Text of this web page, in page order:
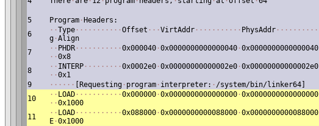
5 Program · Headers:
6
· ·Type · · · · · · · · · · ·Offset · · ·VirtAddr · · · · · · · · · · · PhysAddr · · · · · · · · · ·
g ·Align
7
· · PHDR · · · · · · · · · · ·0x000040 ·0x0000000000000040 ·0x0000000000000040
· ·0x8
8
· · INTERP · · · · · · · · ·0x0002e0 ·0x00000000000002e0 ·0x00000000000002e0
· ·0x1
9
· · · · · · [Requesting · program · interpreter: · /system/bin/linker64]
10
· · LOAD · · · · · · · · · · ·0x000000 ·0x0000000000000000 ·0x0000000000000000
· ·0x1000
11
· · LOAD · · · · · · · · · · ·0x088000 ·0x0000000000088000 ·0x0000000000088000
E ·0x1000